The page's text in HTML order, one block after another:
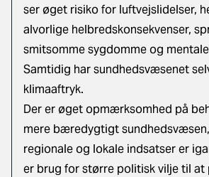
ser øget risiko for luftvejslidelser,
alvorlige helbredskonsekvenser,
smitsomme sygdomme og
Samtidig har sundhedsvæsenet
klimaaftryk.
Der er øget opmærksomhed på
mere bæredygtigt
regionale og lokale indsatser er
er brug for større politisk vilje til